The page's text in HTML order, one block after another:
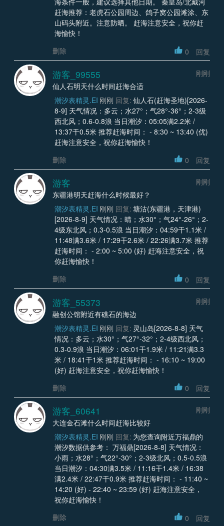
赶海推荐：老虎石公园周边、鸽子窝公园滩涂、东
山码头附近。注意防晒。 赶海注意安全，祝你赶
海愉快！
删除
0 回复
游客_99555
刚刚
仙人石明天什么时间赶海合适
潮汐表精灵.EI 刚刚 回复: 仙人石(赶海圣地)[2026-
8-9] 天气情况：多云；水27°；气28°-36°；2-3级
西北风；0.6-0.8浪 当日潮汐：05:05满2.2米 /
13:37干0.5米 推荐赶海时间： - 8:30 ~ 13:40 (优)
赶海注意安全，祝你赶海愉快！
删除
0 回复
游客
刚刚
东疆港明天赶海什么时候最好？
潮汐表精灵.EI 刚刚 回复: 塘沽(东疆港，天津港)
[2026-8-9] 天气情况：晴；水30°；气24°-26°；2-
4级东北风；0.3-0.5浪 当日潮汐：04:59干1.1米 /
11:48满3.6米 / 17:29干2.6米 / 22:26满3.7米 推荐
赶海时间： - 2:00 ~ 5:00 (好) 赶海注意安全，祝
你赶海愉快！
删除
0 回复
游客_55373
刚刚
融创公馆附近有礁石的海边
潮汐表精灵.EI 刚刚 回复: 灵山岛[2026-8-8] 天气
情况：多云；水30°；气27°-32°；2-4级西北风；
0.3-0.9浪 当日潮汐：06:01干1.9米 / 11:21满3.3
米 / 18:41干1米 推荐赶海时间： - 16:10 ~ 19:00
(好) 赶海注意安全，祝你赶海愉快！
删除
0 回复
游客_60641
刚刚
大连金石滩什么时间赶海比较好
潮汐表精灵.EI 刚刚 回复: 为您查询附近万福鼎的
潮汐数据供参考： 万福鼎[2026-8-8] 天气情况：
小雨；水28°；气22°-30°；2-3级北风；0.5-0.5浪
当日潮汐：04:30满3.5米 / 11:16干1.4米 / 16:38
满2.4米 / 22:47干0.9米 推荐赶海时间： - 11:40 ~
14:20 (好) - 22:40 ~ 23:59 (好) 赶海注意安全，
祝你赶海愉快！
删除
0 回复